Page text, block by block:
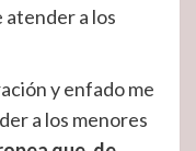
atender a los
y enfado me
a los menores